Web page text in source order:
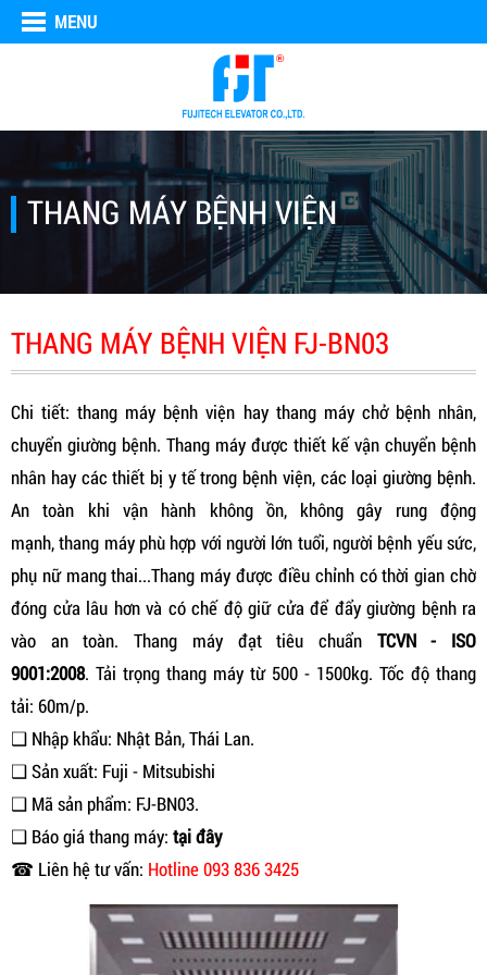
MENU
THANG MÁY BỆNH VIỆN
THANG MÁY BỆNH VIỆN FJ-BN03
Chi tiết: thang máy bệnh viện hay thang máy chở bệnh nhân,
chuyển giường bệnh. Thang máy được thiết kế vận chuyển bệnh
nhân hay các thiết bị y tế trong bệnh viện, các loại giường bệnh.
An toàn khi vận hành không ồn, không gây rung động
mạnh, thang máy phù hợp với người lớn tuổi, người bệnh yếu sức,
phụ nữ mang thai...Thang máy được điều chỉnh có thời gian chờ
đóng cửa lâu hơn và có chế độ giữ cửa để đẩy giường bệnh ra
vào an toàn. Thang máy đạt tiêu chuẩn TCVN - ISO
9001:2008. Tải trọng thang máy từ 500 - 1500kg. Tốc độ thang
tải: 60m/p.
❑ Nhập khẩu: Nhật Bản, Thái Lan.
❑ Sản xuất: Fuji - Mitsubishi
❑ Mã sản phẩm: FJ-BN03.
❑ Báo giá thang máy: tại đây
☎ Liên hệ tư vấn: Hotline 093 836 3425